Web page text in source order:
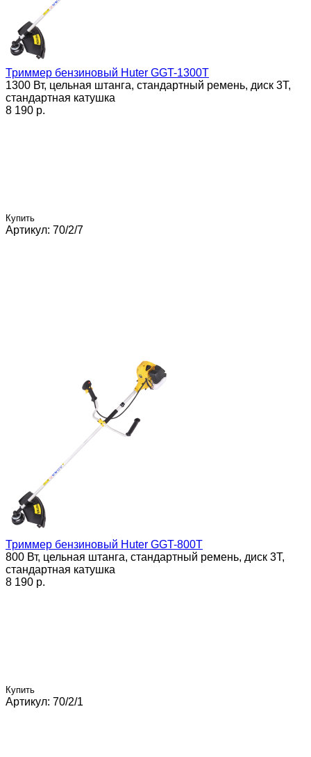
Триммер бензиновый Huter GGT-1300T
1300 Вт, цельная штанга, стандартный ремень, диск 3Т,
стандартная катушка
8 190 p.
Купить
Артикул: 70/2/7
Триммер бензиновый Huter GGT-800T
800 Вт, цельная штанга, стандартный ремень, диск 3Т,
стандартная катушка
8 190 p.
Купить
Артикул: 70/2/1